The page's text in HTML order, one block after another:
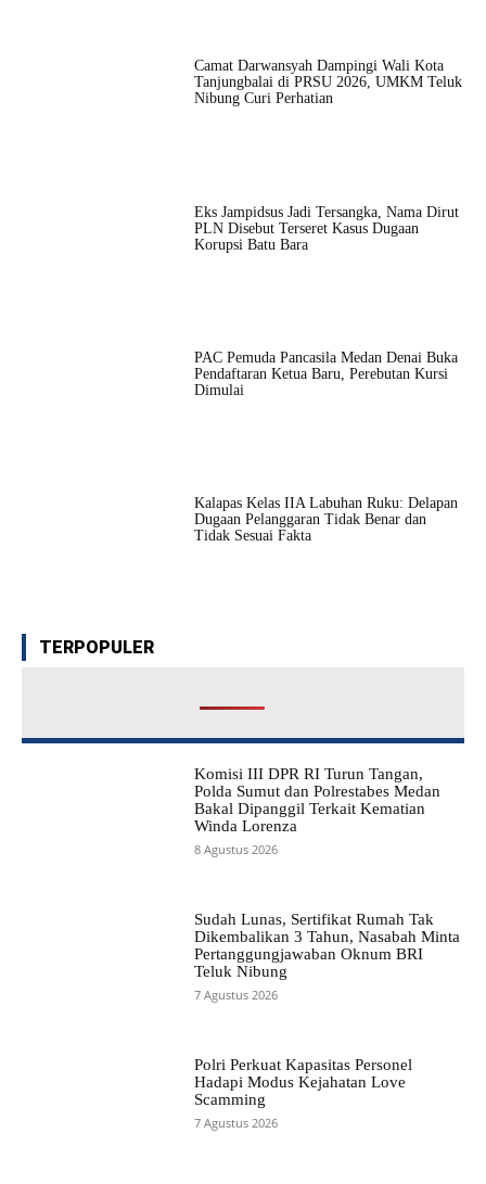
Camat Darwansyah Dampingi Wali Kota
Tanjungbalai di PRSU 2026, UMKM Teluk
Nibung Curi Perhatian
Eks Jampidsus Jadi Tersangka, Nama Dirut
PLN Disebut Terseret Kasus Dugaan
Korupsi Batu Bara
PAC Pemuda Pancasila Medan Denai Buka
Pendaftaran Ketua Baru, Perebutan Kursi
Dimulai
Kalapas Kelas IIA Labuhan Ruku: Delapan
Dugaan Pelanggaran Tidak Benar dan
Tidak Sesuai Fakta
TERPOPULER
Komisi III DPR RI Turun Tangan,
Polda Sumut dan Polrestabes Medan
Bakal Dipanggil Terkait Kematian
Winda Lorenza
8 Agustus 2026
Sudah Lunas, Sertifikat Rumah Tak
Dikembalikan 3 Tahun, Nasabah Minta
Pertanggungjawaban Oknum BRI
Teluk Nibung
7 Agustus 2026
Polri Perkuat Kapasitas Personel
Hadapi Modus Kejahatan Love
Scamming
7 Agustus 2026